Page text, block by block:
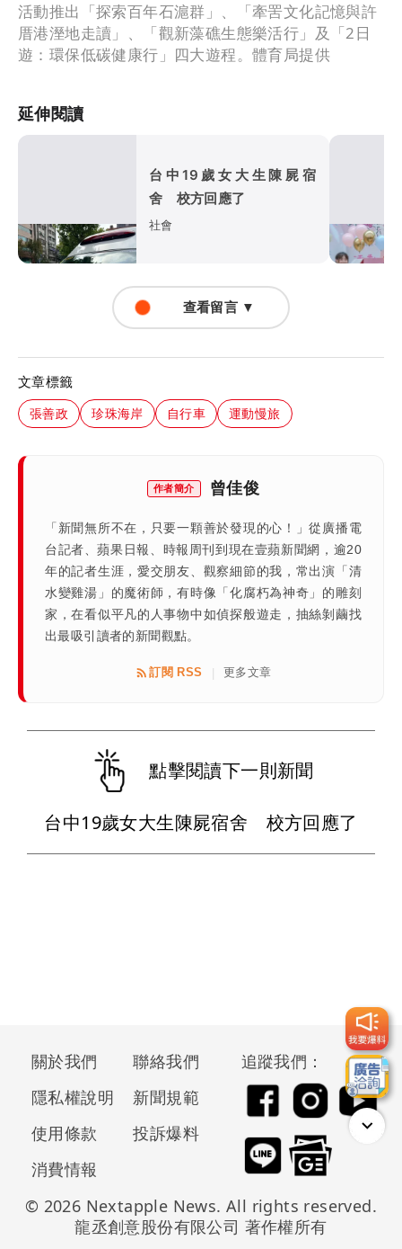
活動推出「探索百年石滬群」、「牽罟文化記憶與許
厝港溼地走讀」、「觀新藻礁生態樂活行」及「2日
遊：環保低碳健康行」四大遊程。體育局提供
延伸閱讀
台中19歲女大生陳屍宿
舍 校方回應了
社會
查看留言 ▼
文章標籤
張善政 珍珠海岸 自行車 運動慢旅
作者簡介 曾佳俊
「新聞無所不在，只要一顆善於發現的心！」從廣播電
台記者、蘋果日報、時報周刊到現在壹蘋新聞網，逾20
年的記者生涯，愛交朋友、觀察細節的我，常出演「清
水變雞湯」的魔術師，有時像「化腐朽為神奇」的雕刻
家，在看似平凡的人事物中如偵探般遊走，抽絲剝繭找
出最吸引讀者的新聞觀點。
訂閱 RSS | 更多文章
點擊閱讀下一則新聞
台中19歲女大生陳屍宿舍 校方回應了
關於我們
聯絡我們
隱私權說明
新聞規範
使用條款
投訴爆料
消費情報
追蹤我們：
© 2026 Nextapple News. All rights reserved.
龍丞創意股份有限公司 著作權所有